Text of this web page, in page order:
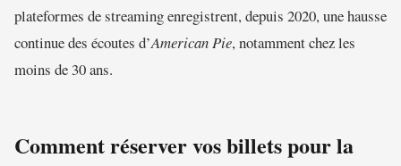
plateformes de streaming enregistrent, depuis 2020, une hausse
continue des écoutes d’American Pie, notamment chez les
moins de 30 ans.
Comment réserver vos billets pour la